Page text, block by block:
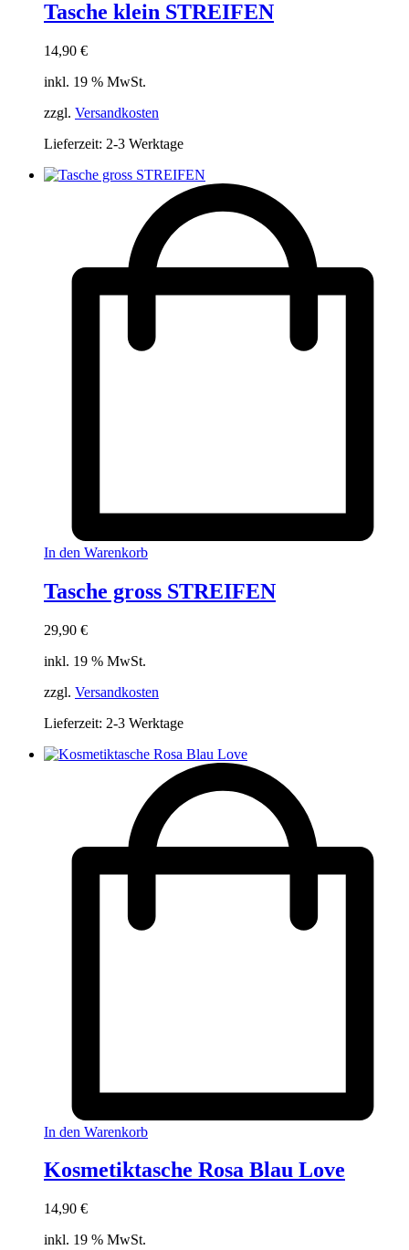
Tasche klein STREIFEN
14,90 €
inkl. 19 % MwSt.
zzgl. Versandkosten
Lieferzeit: 2-3 Werktage
In den Warenkorb
Tasche gross STREIFEN
29,90 €
inkl. 19 % MwSt.
zzgl. Versandkosten
Lieferzeit: 2-3 Werktage
In den Warenkorb
Kosmetiktasche Rosa Blau Love
14,90 €
inkl. 19 % MwSt.